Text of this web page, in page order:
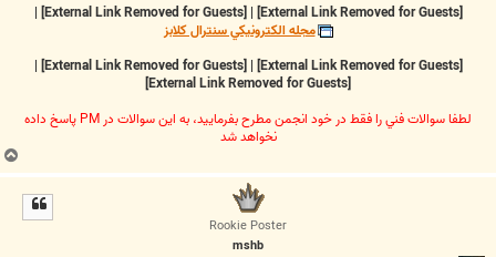
|
|
مجله الکترونيکي سنترال کلابز
|
|
لطفا سوالات فني را فقط در خود انجمن مطرح بفرماييد، به اين سوالات در PM پاسخ داده
نخواهد شد
ب
ا
Rookie Poster
mshb